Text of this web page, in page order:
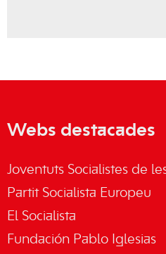
Webs destacades
Joventuts Socialistes de
Partit Socialista Europeu
El Socialista
Fundación Pablo Iglesias